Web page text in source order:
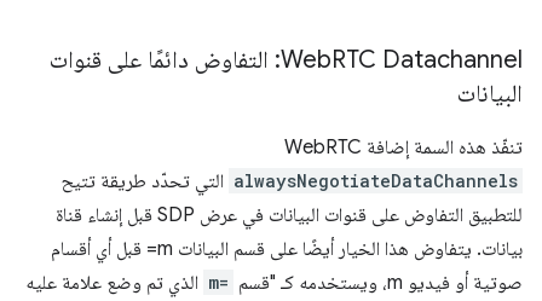
WebRTC Datachannel: التفاوض دائمًا على قنوات
البيانات
تنفّذ هذه السمة إضافة WebRTC
alwaysNegotiateDataChannels التي تحدّد طريقة تتيح
للتطبيق التفاوض على قنوات البيانات في عرض SDP قبل إنشاء قناة
بيانات. يتفاوض هذا الخيار أيضًا على قسم البيانات m= قبل أي أقسام
صوتية أو فيديو m، ويستخدمه كـ "قسم
m= الذي تم وضع علامة عليه